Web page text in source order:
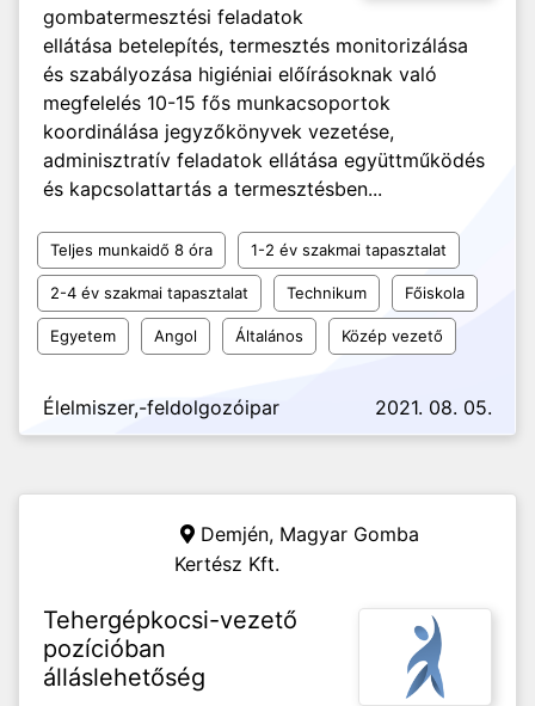
gombatermesztési feladatok
ellátása betelepítés, termesztés monitorizálása
és szabályozása higiéniai előírásoknak való
megfelelés 10-15 fős munkacsoportok
koordinálása jegyzőkönyvek vezetése,
adminisztratív feladatok ellátása együttműködés
és kapcsolattartás a termesztésben...
Teljes munkaidő 8 óra 1-2 év szakmai tapasztalat
2-4 év szakmai tapasztalat Technikum Főiskola
Egyetem Angol Általános Közép vezető
Élelmiszer,-feldolgozóipar 2021. 08. 05.
Demjén, Magyar Gomba
Kertész Kft.
Tehergépkocsi-vezető
pozícióban
álláslehetőség